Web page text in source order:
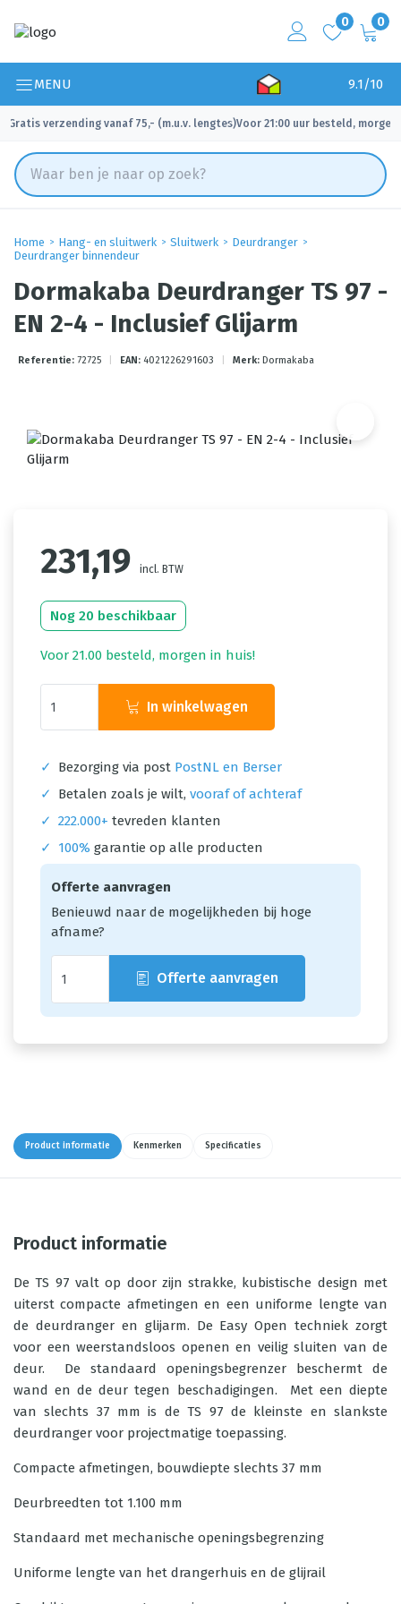
0 0
MENU 9.1/10
Gratis verzending vanaf 75,- (m.u.v. lengtes)
✓ Voor 21:00 uur besteld, morgen
Home Hang- en sluitwerk Sluitwerk
Deurdranger
Deurdranger binnendeur
Dormakaba Deurdranger TS 97 -
EN 2-4 - Inclusief Glijarm
Referentie: 72725 EAN: 4021226291603 Merk: Dormakaba
231,19 incl. BTW
Nog 20 beschikbaar
Voor 21.00 besteld, morgen in huis!
In winkelwagen
✓ Bezorging via post PostNL en Berser
✓
Betalen zoals je wilt, vooraf of achteraf
✓ 222.000+ tevreden klanten
✓
100% garantie op alle producten
Offerte aanvragen
Benieuwd naar de mogelijkheden bij hoge
afname?
Offerte aanvragen
Product informatie Kenmerken Specificaties
Product informatie
De TS 97 valt op door zijn strakke, kubistische design met
uiterst compacte afmetingen en een uniforme lengte van
de deurdranger en glijarm. De Easy Open techniek zorgt
voor een weerstandsloos openen en veilig sluiten van de
deur. De standaard openingsbegrenzer beschermt de
wand en de deur tegen beschadigingen. Met een diepte
van slechts 37 mm is de TS 97 de kleinste en slankste
deurdranger voor projectmatige toepassing.
Compacte afmetingen, bouwdiepte slechts 37 mm
Deurbreedten tot 1.100 mm
Standaard met mechanische openingsbegrenzing
Uniforme lengte van het drangerhuis en de glijrail